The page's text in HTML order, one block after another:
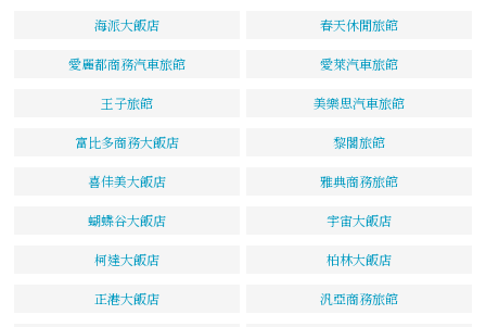
海派大飯店 春天休閒旅館
愛麗都商務汽車旅館 愛萊汽車旅館
王子旅館 美樂思汽車旅館
富比多商務大飯店 黎閣旅館
喜佳美大飯店 雅典商務旅館
蝴蝶谷大飯店 宇宙大飯店
柯達大飯店 柏林大飯店
正港大飯店 汎亞商務旅館